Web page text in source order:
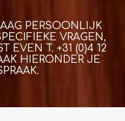
PERSOONLIJK
VRAGEN,
EVEN T. +31 (0)4 12
HIERONDER JE